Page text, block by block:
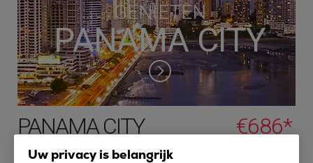
GENIETEN
PANAMA CITY
PANAMA CITY €686*
Panama City, de hoofdstad van Panama, is gelegen tussen
Uw privacy is belangrijk